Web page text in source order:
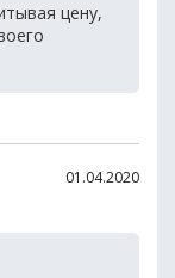
цену,
01.04.2020